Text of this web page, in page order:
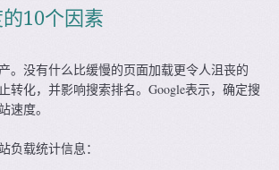
10个因素
。没有什么比缓慢的页面加载更令人沮丧的
转化，并影响搜索排名。Google表示，确定搜
速度。
负载统计信息：